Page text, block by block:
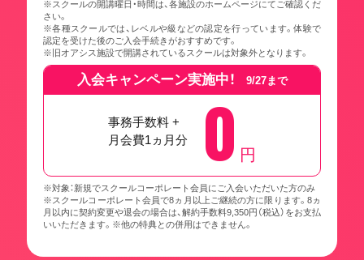
※スクールの開講曜日・時間は、各施設のホームページにてご確認くだ
さい。
※各種スクールでは、レベルや級などの認定を行っています。体験で
認定を受けた後のご入会手続きがおすすめです。
※旧オアシス施設で開講されているスクールは対象外となります。
入会キャンペーン実施中！ 9/27まで
事務手数料 +
月会費1ヵ月分
0 円
※対象：新規でスクールコーポレート会員にご入会いただいた方のみ
※スクールコーポレート会員で8ヵ月以上ご継続の方に限ります。8ヵ
月以内に契約変更や退会の場合は、解約手数料9,350円（税込）をお支払
いいただきます。※他の特典との併用はできません。